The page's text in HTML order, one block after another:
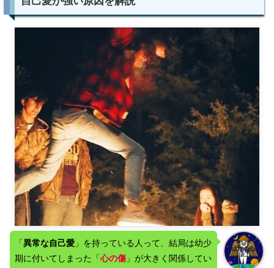
「異常な自己愛 」を持っている人って、結局は幼少
期に付いてしまった「心の傷 」が大きく関係してい